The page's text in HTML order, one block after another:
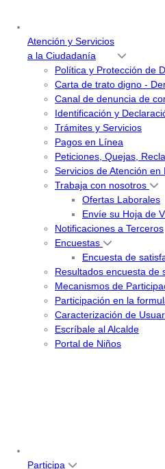
Atención y Servicios
a la Ciudadanía
Política y Protección de
Carta de trato digno -
Canal de denuncia de
Identificación y
Trámites y Servicios
Pagos en Línea
Peticiones, Quejas,
Servicios de Atención en
Trabaja con nosotros
Ofertas Laborales
Envíe su Hoja de
Notificaciones a Terceros
Encuestas
Encuesta de
Resultados encuesta de
Mecanismos de
Participación en la
Caracterización de
Escríbale al Alcalde
Portal de Niños
Participa